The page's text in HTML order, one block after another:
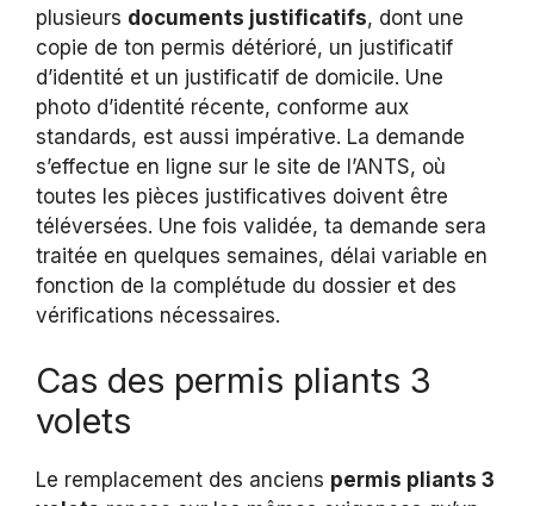
plusieurs documents justificatifs, dont une
copie de ton permis détérioré, un justificatif
d’identité et un justificatif de domicile. Une
photo d’identité récente, conforme aux
standards, est aussi impérative. La demande
s’effectue en ligne sur le site de l’ANTS, où
toutes les pièces justificatives doivent être
téléversées. Une fois validée, ta demande sera
traitée en quelques semaines, délai variable en
fonction de la complétude du dossier et des
vérifications nécessaires.
Cas des permis pliants 3
volets
Le remplacement des anciens permis pliants 3